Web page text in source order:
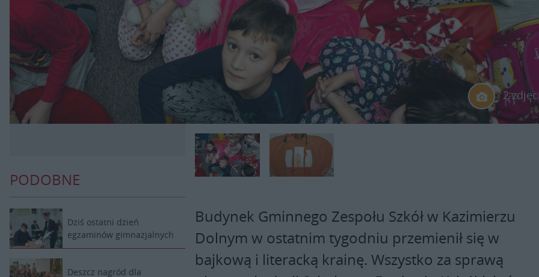
2
PODOBNE
Dziś ostatni dzień
egzaminów gimnazjalnych
Deszcz nagród dla
Budynek Gminnego Zespołu Szkół w Kazimierzu
Dolnym w ostatnim tygodniu przemienił się w
bajkową i literacką krainę. Wszystko za sprawą